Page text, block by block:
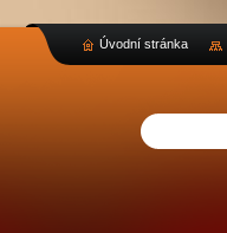
Úvodní stránka